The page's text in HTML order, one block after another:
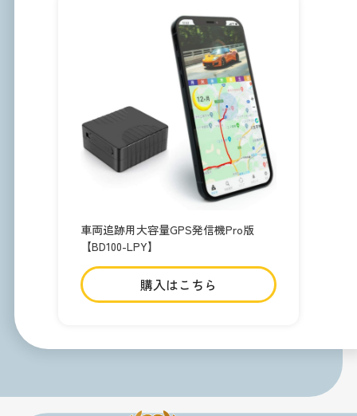
車両追跡用大容量GPS発信機Pro版
【BD100-LPY】
購入はこちら